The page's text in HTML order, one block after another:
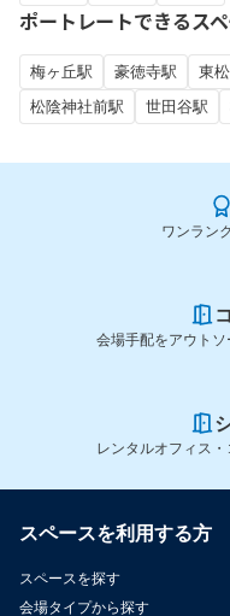
ポートレートできるス
梅ヶ丘駅 豪徳寺駅 東
松陰神社前駅
世田谷駅
ワンラン
会場手配をアウト
レンタルオフィス
スペースを利用する方
スペースを探す
会場タイプから探す